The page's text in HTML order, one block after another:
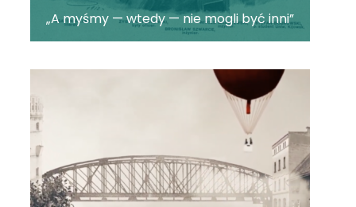
„A myśmy — wtedy — nie mogli być inni”